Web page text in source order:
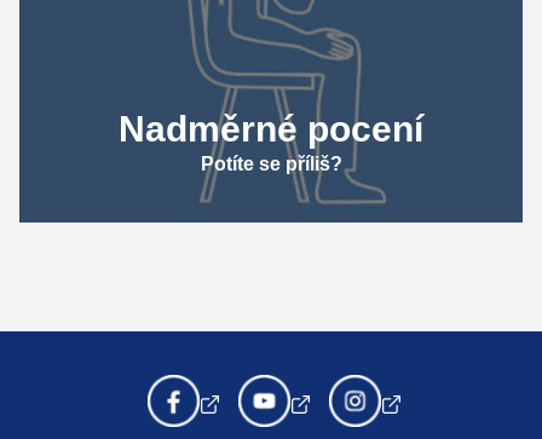
Nadměrné pocení
Potíte se příliš?